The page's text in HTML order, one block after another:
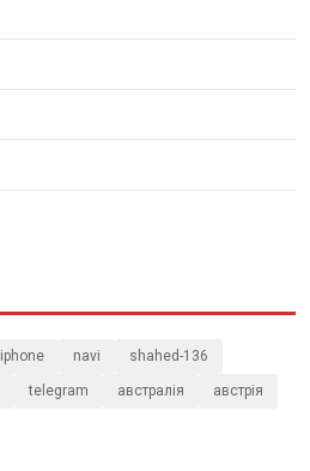
iphone navi shahed-136
telegram австралія австрія